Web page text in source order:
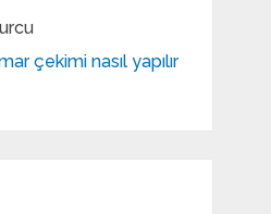
çekimi nasıl yapılır